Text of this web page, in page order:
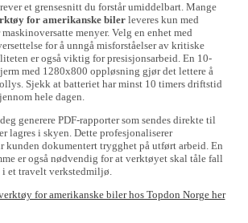
et grensesnitt du forstår umiddelbart. Mange
for amerikanske bilerleveres kun med
menyer. Velg en enhet med
for å unngå misforståelser av kritiske
er også viktig for presisjonsarbeid. En 10-
med 1280x800 oppløsning gjør det lettere å
Sjekk at batteriet har minst 10 timers driftstid
hele dagen.
generere PDF-rapporter som sendes direkte til
lagres i skyen. Dette profesjonaliserer
kunden dokumentert trygghet på utført arbeid. En
er også nødvendig for at verktøyet skal tåle fall
i et travelt verkstedmiljø.
for amerikanske biler hos Topdon Norge her